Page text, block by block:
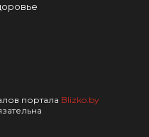
портала Blizko.by